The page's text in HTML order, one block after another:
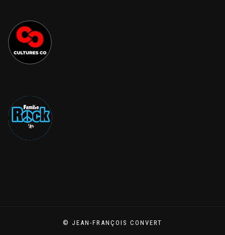
© JEAN-FRANÇOIS CONVERT